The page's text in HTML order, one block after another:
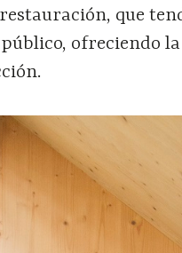
que
ofreciendo